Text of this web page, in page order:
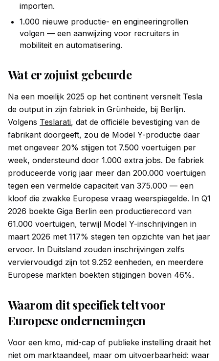
importen.
1.000 nieuwe productie- en engineeringrollen
volgen — een aanwijzing voor recruiters in
mobiliteit en automatisering.
Wat er zojuist gebeurde
Na een moeilijk 2025 op het continent versnelt Tesla
de output in zijn fabriek in Grünheide, bij Berlijn.
Volgens Teslarati, dat de officiële bevestiging van de
fabrikant doorgeeft, zou de Model Y-productie daar
met ongeveer 20% stijgen tot 7.500 voertuigen per
week, ondersteund door 1.000 extra jobs. De fabriek
produceerde vorig jaar meer dan 200.000 voertuigen
tegen een vermelde capaciteit van 375.000 — een
kloof die zwakke Europese vraag weerspiegelde. In Q1
2026 boekte Giga Berlin een productierecord van
61.000 voertuigen, terwijl Model Y-inschrijvingen in
maart 2026 met 117% stegen ten opzichte van het jaar
ervoor. In Duitsland zouden inschrijvingen zelfs
verviervoudigd zijn tot 9.252 eenheden, en meerdere
Europese markten boekten stijgingen boven 46%.
Waarom dit specifiek telt voor
Europese ondernemingen
Voor een kmo, mid-cap of publieke instelling draait het
niet om marktaandeel, maar om uitvoerbaarheid: waar